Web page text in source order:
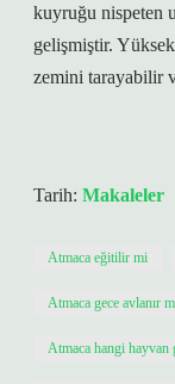
kuyruğu nispeten
gelişmiştir.
zemini tarayabilir
Tarih: Makaleler
Atmaca eğitilir mi
Atmaca gece avlanır
Atmaca hangi hayvan